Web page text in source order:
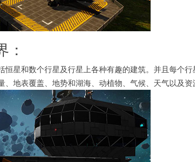
星和数个行星及行星上各种有趣的建筑。并且每个
地表覆盖、地势和湖海、动植物、气候、天气以及资